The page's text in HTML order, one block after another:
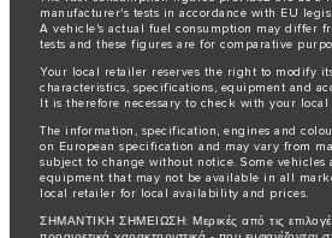
manufacturer's tests in accordance with EU
A vehicle's actual fuel consumption may differ
tests and these figures are for comparative
Your local retailer reserves the right to modify
characteristics, specifications, equipment and
It is therefore necessary to check with your
The information, specification, engines and
on European specification and may vary from
subject to change without notice. Some vehicles
equipment that may not be available in all
local retailer for local availability and prices.
ΣΗΜΑΝΤΙΚΗ ΣΗΜΕΙΩΣΗ: Μερικές από τις